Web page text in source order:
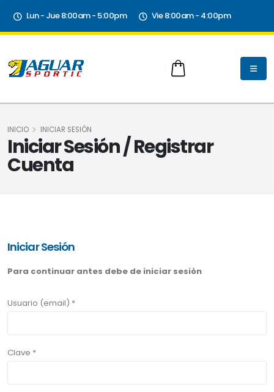
Lun - Jue 8:00am - 5:00pm Vie 8:00am - 4:00pm
Iniciar Sesión / Registrar
Cuenta
INICIO INICIAR SESIÓN
Iniciar Sesión
Para continuar antes debe de iniciar sesión
Usuario (email) *
Clave *